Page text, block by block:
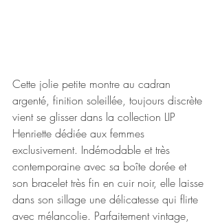
Cette jolie petite montre au cadran
argenté, finition soleillée, toujours discrète
vient se glisser dans la collection LIP
Henriette dédiée aux femmes
exclusivement. Indémodable et très
contemporaine avec sa boîte dorée et
son bracelet très fin en cuir noir, elle laisse
dans son sillage une délicatesse qui flirte
avec mélancolie. Parfaitement vintage,